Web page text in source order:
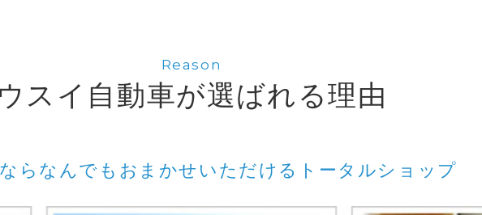
ウスイ自動車が選ばれる理由
Reason
らなんでもおまかせいただけるトータルショップ